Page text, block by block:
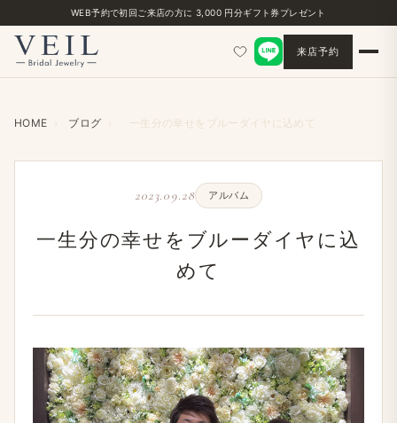
WEB予約で初回ご来店の方に 3,000 円分ギフト券プレゼント
来店予約
HOME › ブログ › 一生分の幸せをブルーダイヤに込めて
2023.09.28 アルバム
一生分の幸せをブルーダイヤに込
めて